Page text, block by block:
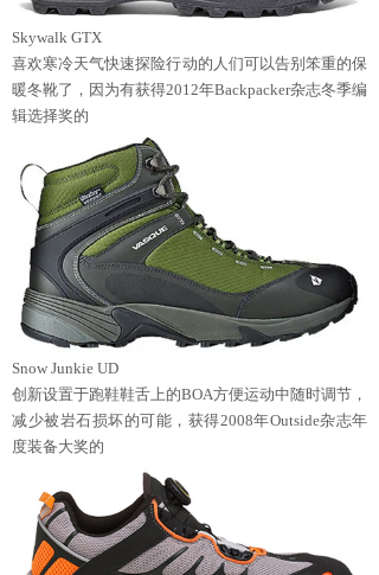
Skywalk GTX
喜欢寒冷天气快速探险行动的人们可以告别笨重的保
暖冬靴了，因为有获得2012年Backpacker杂志冬季编
辑选择奖的
Snow Junkie UD
创新设置于跑鞋鞋舌上的BOA方便运动中随时调节，
减少被岩石损坏的可能，获得2008年Outside杂志年
度装备大奖的